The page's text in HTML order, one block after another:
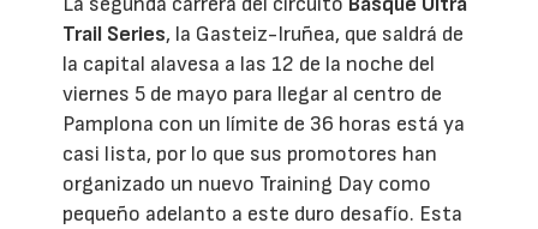
Trail Series, la Gasteiz-Iruñea, que saldrá de
la capital alavesa a las 12 de la noche del
viernes 5 de mayo para llegar al centro de
Pamplona con un límite de 36 horas está ya
casi lista, por lo que sus promotores han
organizado un nuevo Training Day como
pequeño adelanto a este duro desafío. Esta